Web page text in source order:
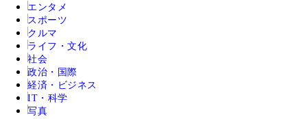
エンタメ
スポーツ
クルマ
ライフ・文化
社会
政治・国際
経済・ビジネス
IT・科学
写真